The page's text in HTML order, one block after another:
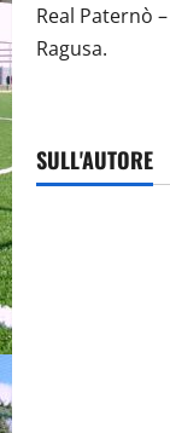
Real Paternò
Ragusa.
SULL'AUTORE